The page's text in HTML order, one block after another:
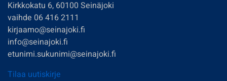
Kirkkokatu 6, 60100 Seinäjoki
vaihde 06 416 2111
kirjaamo@seinajoki.fi
info@seinajoki.fi
etunimi.sukunimi@seinajoki.fi
Tilaa uutiskirje